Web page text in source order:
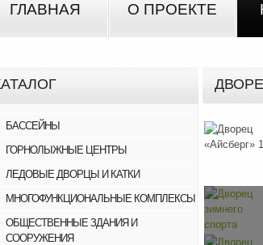
ГЛАВНАЯ О ПРОЕКТЕ
БАССЕЙНЫ
ГОРНОЛЫЖНЫЕ ЦЕНТРЫ
ЛЕДОВЫЕ ДВОРЦЫ И КАТКИ
МНОГОФУНКЦИОНАЛЬНЫЕ КОМПЛЕКСЫ
ОБЩЕСТВЕННЫЕ ЗДАНИЯ И
СООРУЖЕНИЯ